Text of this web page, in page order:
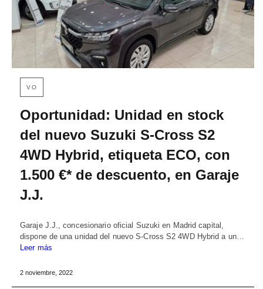
VO
Oportunidad: Unidad en stock
del nuevo Suzuki S-Cross S2
4WD Hybrid, etiqueta ECO, con
1.500 €* de descuento, en Garaje
J.J.
Garaje J.J., concesionario oficial Suzuki en Madrid capital,
dispone de una unidad del nuevo S-Cross S2 4WD Hybrid a un…
Leer más
2 noviembre, 2022